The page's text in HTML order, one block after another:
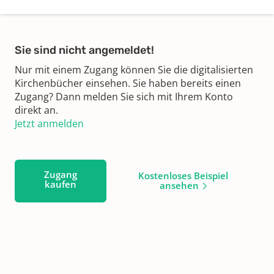
Sie sind nicht angemeldet!
Nur mit einem Zugang können Sie die digitalisierten
Kirchenbücher einsehen. Sie haben bereits einen
Zugang? Dann melden Sie sich mit Ihrem Konto
direkt an.
Jetzt anmelden
Zugang
kaufen
Kostenloses Beispiel
ansehen